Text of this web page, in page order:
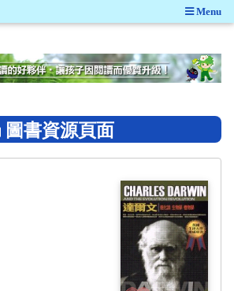
Menu
圖書資源頁面